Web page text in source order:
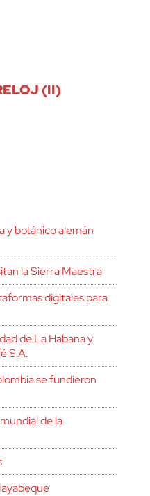
(II)
y botánico alemán
la Sierra Maestra
digitales para
de La Habana y
S.A.
se fundieron
de la